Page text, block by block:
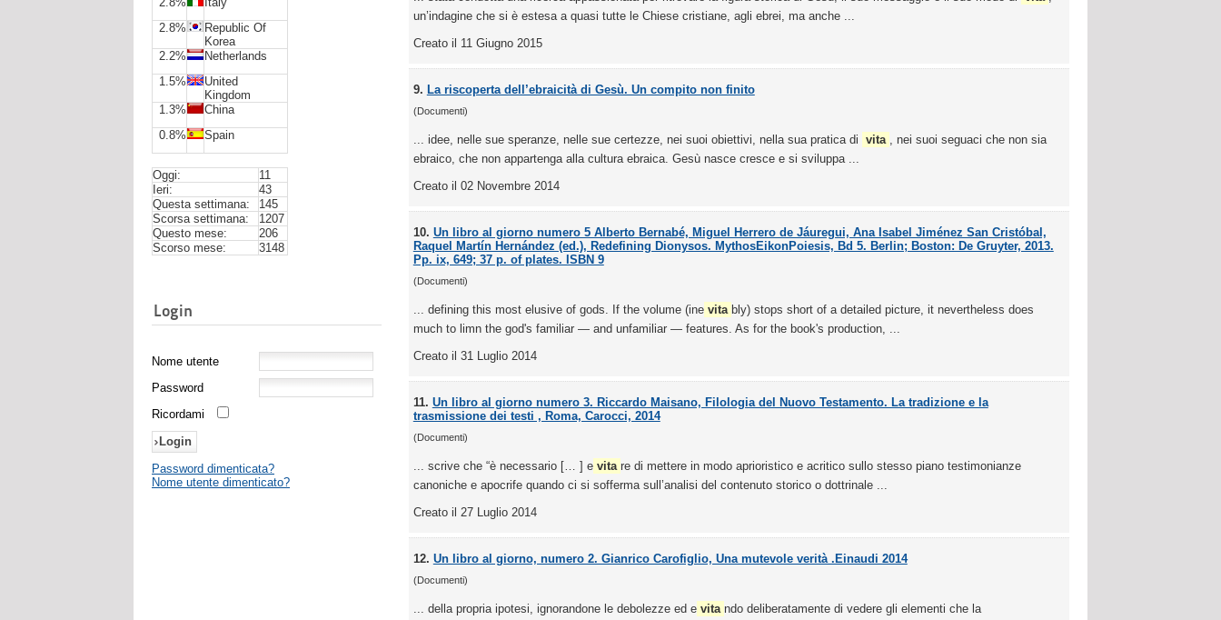
2.8%
Republic Of
Korea
2.2%
Netherlands
1.5%
United
Kingdom
1.3%
China
0.8%
Spain
Oggi:
11
Ieri:
43
Questa settimana:
145
Scorsa settimana:
1207
Questo mese:
206
Scorso mese:
3148
Login
Nome utente
Password
Ricordami
Password dimenticata?
Nome utente dimenticato?
un’indagine che si è estesa a quasi tutte le Chiese cristiane, agli ebrei, ma anche ...
Creato il 11 Giugno 2015
9. La riscoperta dell’ebraicità di Gesù. Un compito non finito
(Documenti)
... idee, nelle sue speranze, nelle sue certezze, nei suoi obiettivi, nella sua pratica di vita , nei suoi seguaci che non sia
ebraico, che non appartenga alla cultura ebraica. Gesù nasce cresce e si sviluppa ...
Creato il 02 Novembre 2014
10. Un libro al giorno numero 5 Alberto Bernabé, Miguel Herrero de Jáuregui, Ana Isabel Jiménez San Cristóbal,
Raquel Martín Hernández (ed.), Redefining Dionysos. MythosEikonPoiesis, Bd 5. Berlin; Boston: De Gruyter, 2013.
Pp. ix, 649; 37 p. of plates. ISBN 9
(Documenti)
... defining this most elusive of gods. If the volume (ine vita bly) stops short of a detailed picture, it nevertheless does
much to limn the god's familiar — and unfamiliar — features. As for the book's production, ...
Creato il 31 Luglio 2014
11. Un libro al giorno numero 3. Riccardo Maisano, Filologia del Nuovo Testamento. La tradizione e la
trasmissione dei testi , Roma, Carocci, 2014
(Documenti)
... scrive che “è necessario [… ] e vita re di mettere in modo aprioristico e acritico sullo stesso piano testimonianze
canoniche e apocrife quando ci si sofferma sull’analisi del contenuto storico o dottrinale ...
Creato il 27 Luglio 2014
12. Un libro al giorno, numero 2. Gianrico Carofiglio, Una mutevole verità .Einaudi 2014
(Documenti)
... della propria ipotesi, ignorandone le debolezze ed e vita ndo deliberatamente di vedere gli elementi che la